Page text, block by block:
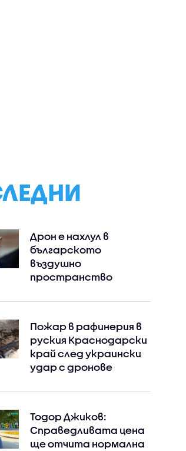
Дрон е нахлул в
българското
въздушно
пространство
Пожар в рафинерия в
руския Краснодарски
край след украински
удар с дронове
Тодор Джиков:
Справедливата цена
ще отчита нормална